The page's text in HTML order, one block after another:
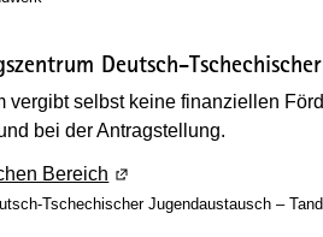
Deutsch-
vergibt selbst keine finanziellen
bei der Antragstellung.
Bereich (Wird in einem neuen
Tschechischer Jugendaustausch –